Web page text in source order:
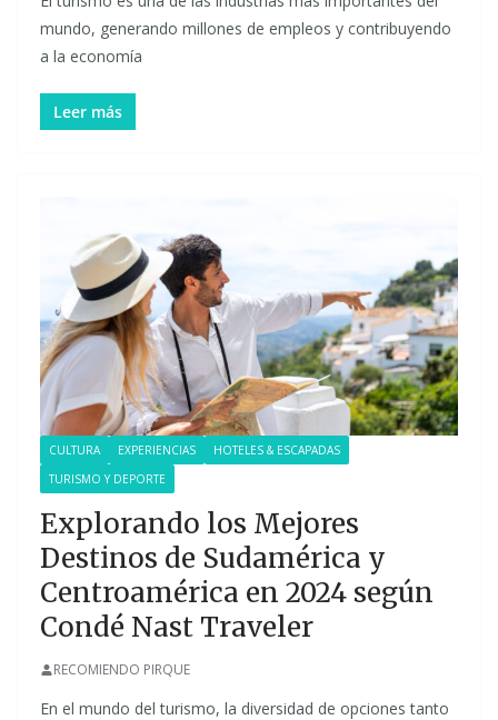
mundo, generando millones de empleos y contribuyendo
a la economía
Leer más
CULTURA EXPERIENCIAS
HOTELES & ESCAPADAS
TURISMO Y DEPORTE
Explorando los Mejores
Destinos de Sudamérica y
Centroamérica en 2024 según
Condé Nast Traveler
RECOMIENDO PIRQUE
En el mundo del turismo, la diversidad de opciones tanto